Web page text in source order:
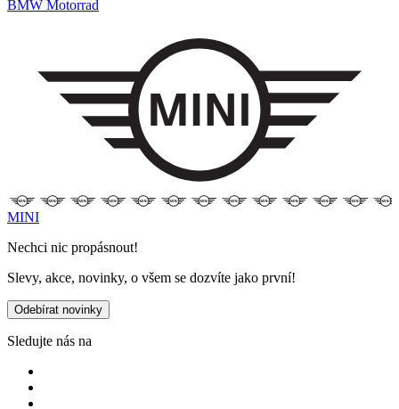
BMW Motorrad
MINI
Nechci nic propásnout!
Slevy, akce, novinky, o všem se dozvíte jako první!
Odebírat novinky
Sledujte nás na